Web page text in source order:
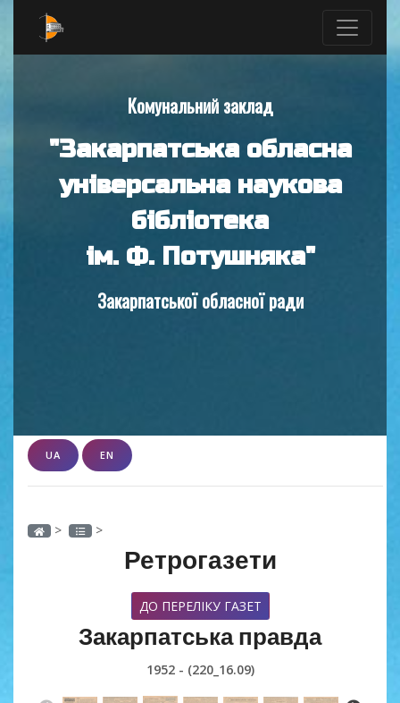
Комунальний заклад
"Закарпатська обласна
універсальна наукова
бібліотека
ім. Ф. Потушняка"
Закарпатської обласної ради
UA EN
> >
Ретрогазети
ДО ПЕРЕЛІКУ ГАЗЕТ
Закарпатська правда
1952 - (220_16.09)